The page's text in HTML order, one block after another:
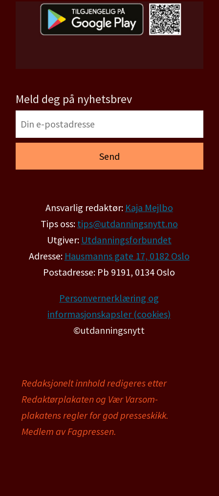
Meld deg på nyhetsbrev
Ansvarlig redaktør: Kaja Mejlbo
Tips oss: tips@utdanningsnytt.no
Utgiver: Utdanningsforbundet
Adresse: Hausmanns gate 17, 0182 Oslo
Postadresse: Pb 9191, 0134 Oslo
Personvernerklæring og
informasjonskapsler (cookies)
©utdanningsnytt
Redaksjonelt innhold redigeres etter
Redaktørplakaten og Vær Varsom-
plakatens regler for god presseskikk.
Medlem av Fagpressen.